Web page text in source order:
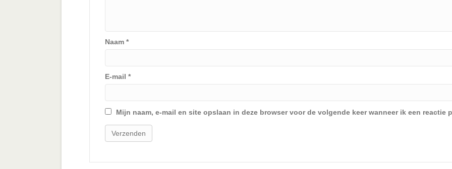
Naam *
E-mail *
Mijn naam, e-mail en site opslaan in deze browser voor de volgende keer wanneer ik een reactie